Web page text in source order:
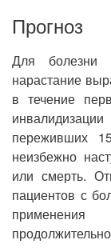
Прогноз
Для болезни
нарастание
в течение
переживших
неизбежно
или смерть.
пациентов с